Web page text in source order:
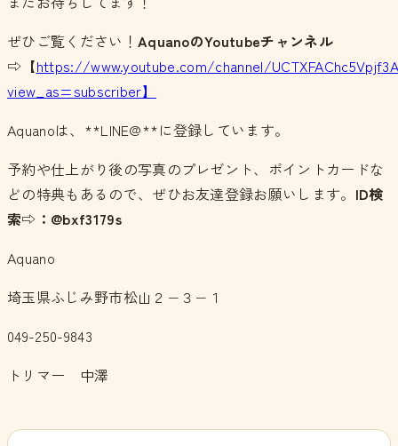
ぜひご覧ください！ AquanoのYoutubeチャンネル
⇨【https://www.youtube.com/channel/
view_as=subscriber】
Aquanoは、**LINE@**に登録しています。
予約や仕上がり後の写真のプレゼント、ポイントカードな
どの特典もあるので、ぜひお友達登録お願いします。 ID検
索⇨：@bxf3179s
Aquano
埼玉県ふじみ野市松山２−３−１
049-250-9843
トリマー 中澤